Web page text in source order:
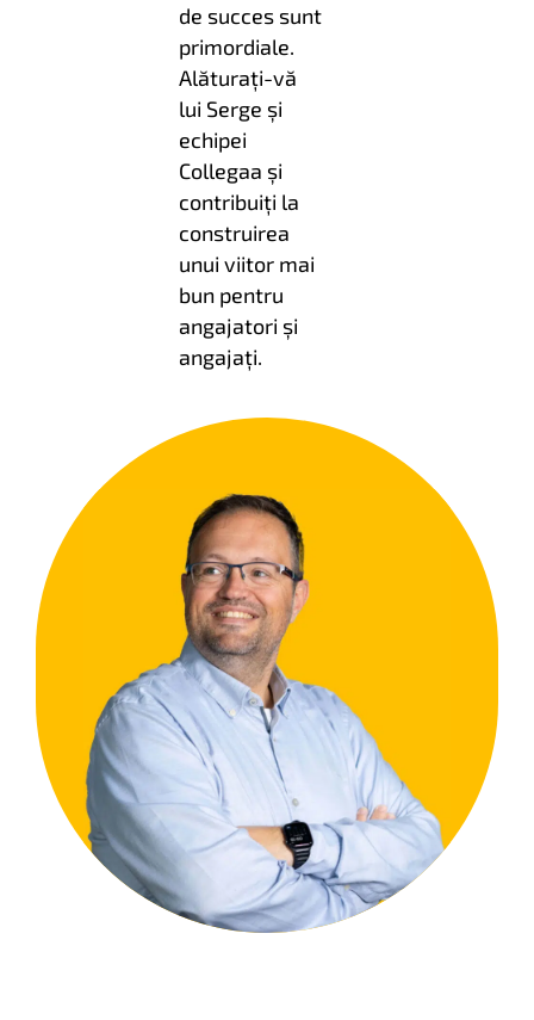
de succes sunt
primordiale.
Alăturați-vă
lui Serge și
echipei
Collegaa și
contribuiți la
construirea
unui viitor mai
bun pentru
angajatori și
angajați.